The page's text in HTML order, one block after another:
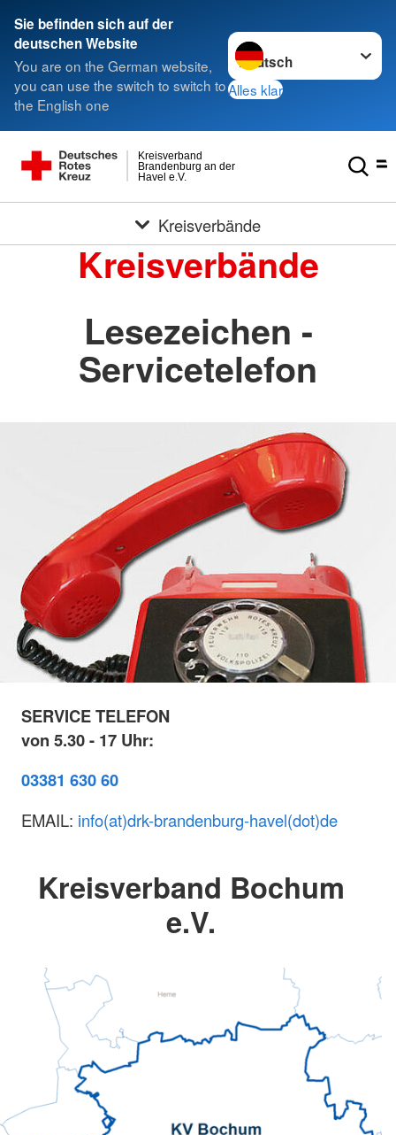
Sie befinden sich auf der
deutschen Website
You are on the German website,
you can use the switch to switch to
the English one
Sprache wechseln zu
Alles klar
Havel e.V.
Brandenburg an der
Kreisverband
Kreisverbände
Kreisverbände
Lesezeichen -
Servicetelefon
SERVICE TELEFON
von 5.30 - 17 Uhr:
03381 630 60
EMAIL: info(at)drk-brandenburg-havel(dot)de
Kreisverband Bochum
e.V.